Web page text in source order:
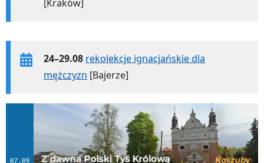
[Kraków]
24–29.08 rekolekcje ignacjańskie dla
mężczyzn [Bajerze]